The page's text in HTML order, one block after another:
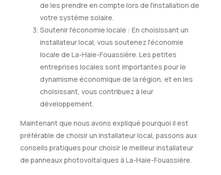
de les prendre en compte lors de l'installation de
votre système solaire.
Soutenir l'économie locale : En choisissant un
installateur local, vous soutenez l'économie
locale de La-Haie-Fouassière. Les petites
entreprises locales sont importantes pour le
dynamisme économique de la région, et en les
choisissant, vous contribuez à leur
développement.
Maintenant que nous avons expliqué pourquoi il est
préférable de choisir un installateur local, passons aux
conseils pratiques pour choisir le meilleur installateur
de panneaux photovoltaïques à La-Haie-Fouassière.